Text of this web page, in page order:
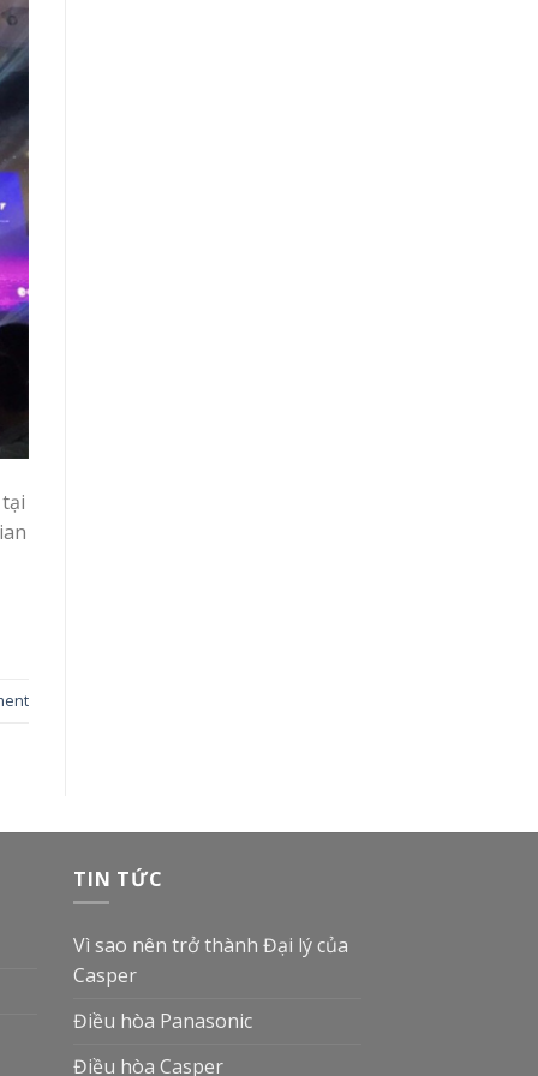
TIN TỨC
Vì sao nên trở thành Đại lý của
Casper
Điều hòa Panasonic
Điều hòa Casper